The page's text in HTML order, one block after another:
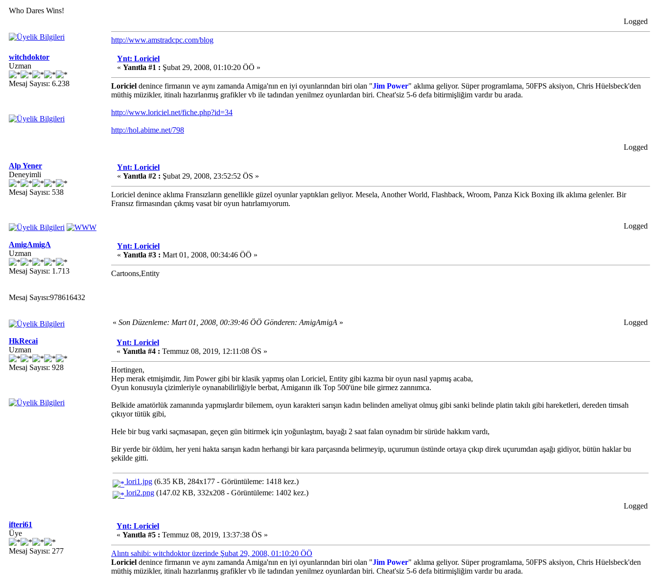
Who Dares Wins!
Logged
http://www.amstradcpc.com/blog
witchdoktor
Uzman
Mesaj Sayısı: 6.238
Ynt: Loriciel
« Yanıtla #1 : Şubat 29, 2008, 01:10:20 ÖÖ »
Loriciel denince firmanın ve aynı zamanda Amiga'nın en iyi oyunlarından biri olan "Jim Power" aklıma geliyor. Süper programlama, 50FPS aksiyon, Chris Hüelsbeck'den
müthiş müzikler, itinalı hazırlanmış grafikler vb ile tadından yenilmez oyunlardan biri. Cheat'siz 5-6 defa bitirmişliğim vardır bu arada.
http://www.loriciel.net/fiche.php?id=34
http://hol.abime.net/798
Logged
Alp Yener
Deneyimli
Mesaj Sayısı: 538
Ynt: Loriciel
« Yanıtla #2 : Şubat 29, 2008, 23:52:52 ÖS »
Loriciel denince aklıma Fransızların genellikle güzel oyunlar yaptıkları geliyor. Mesela, Another World, Flashback, Wroom, Panza Kick Boxing ilk aklıma gelenler. Bir
Fransız firmasından çıkmış vasat bir oyun hatırlamıyorum.
Logged
AmigAmigA
Uzman
Mesaj Sayısı: 1.713
Mesaj Sayısı:978616432
Ynt: Loriciel
« Yanıtla #3 : Mart 01, 2008, 00:34:46 ÖÖ »
Cartoons,Entity
« Son Düzenleme: Mart 01, 2008, 00:39:46 ÖÖ Gönderen: AmigAmigA » Logged
HkRecai
Uzman
Mesaj Sayısı: 928
Ynt: Loriciel
« Yanıtla #4 : Temmuz 08, 2019, 12:11:08 ÖS »
Hortingen,
Hep merak etmişimdir, Jim Power gibi bir klasik yapmış olan Loriciel, Entity gibi kazma bir oyun nasıl yapmış acaba,
Oyun konusuyla çizimleriyle oynanabilirliğiyle berbat, Amiganın ilk Top 500'üne bile girmez zannımca.
Belkide amatörlük zamanında yapmışlardır bilemem, oyun karakteri sarışın kadın belinden ameliyat olmuş gibi sanki belinde platin takılı gibi hareketleri, dereden timsah
çıkıyor tütük gibi,
Hele bir bug varki saçmasapan, geçen gün bitirmek için yoğunlaştım, bayağı 2 saat falan oynadım bir sürüde hakkım vardı,
Bir yerde bir öldüm, her yeni hakta sarışın kadın herhangi bir kara parçasında belirmeyip, uçurumun üstünde ortaya çıkıp direk uçurumdan aşağı gidiyor, bütün haklar bu
şekilde gitti.
lori1.jpg (6.35 KB, 284x177 - Görüntüleme: 1418 kez.)
lori2.png (147.02 KB, 332x208 - Görüntüleme: 1402 kez.)
Logged
ifteri61
Üye
Mesaj Sayısı: 277
Ynt: Loriciel
« Yanıtla #5 : Temmuz 08, 2019, 13:37:38 ÖS »
Alıntı sahibi: witchdoktor üzerinde Şubat 29, 2008, 01:10:20 ÖÖ
Loriciel denince firmanın ve aynı zamanda Amiga'nın en iyi oyunlarından biri olan "Jim Power" aklıma geliyor. Süper programlama, 50FPS aksiyon, Chris Hüelsbeck'den
müthiş müzikler, itinalı hazırlanmış grafikler vb ile tadından yenilmez oyunlardan biri. Cheat'siz 5-6 defa bitirmişliğim vardır bu arada.